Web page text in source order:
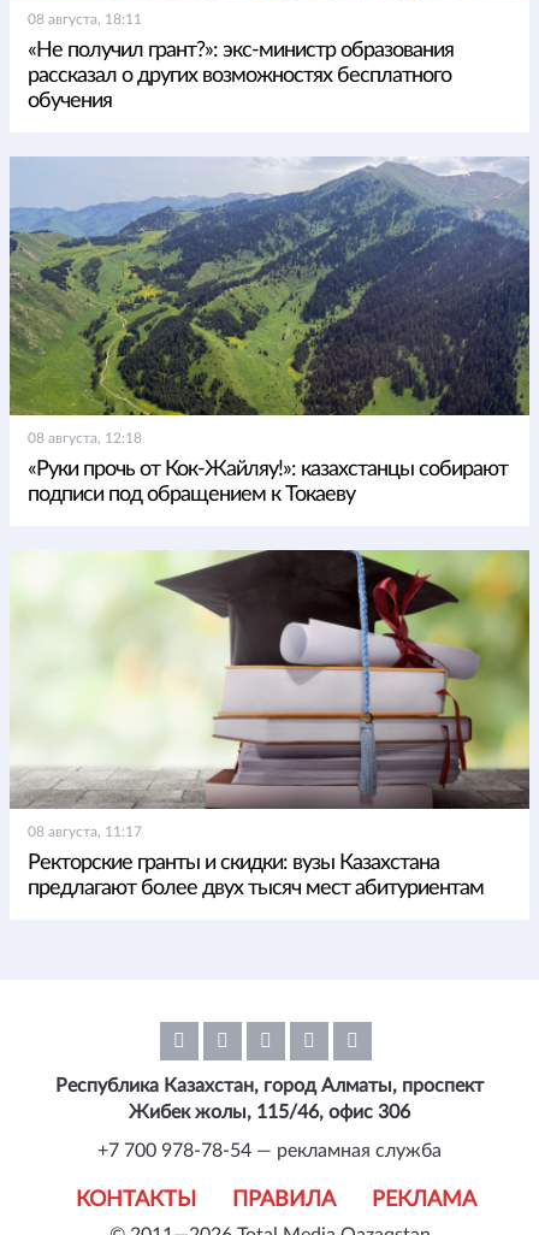
08 августа, 18:11
«Не получил грант?»: экс-министр образования
рассказал о других возможностях бесплатного
обучения
08 августа, 12:18
«Руки прочь от Кок-Жайляу!»: казахстанцы собирают
подписи под обращением к Токаеву
08 августа, 11:17
Ректорские гранты и скидки: вузы Казахстана
предлагают более двух тысяч мест абитуриентам
КОНТАКТЫ ПРАВИЛА РЕКЛАМА
Республика Казахстан, город Алматы, проспект
Жибек жолы, 115/46, офис 306
+7 700 978-78-54 — рекламная служба